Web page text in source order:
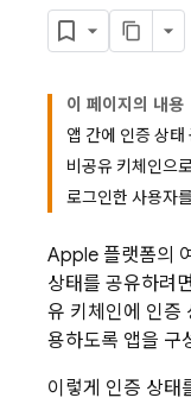
이 페이지의 내용
앱 간에 인증 상태
비공유 키체인으
로그인한 사용자
Apple 플랫폼의
상태를 공유하려면
유 키체인에 인증
용하도록 앱을 구
이렇게 인증 상태